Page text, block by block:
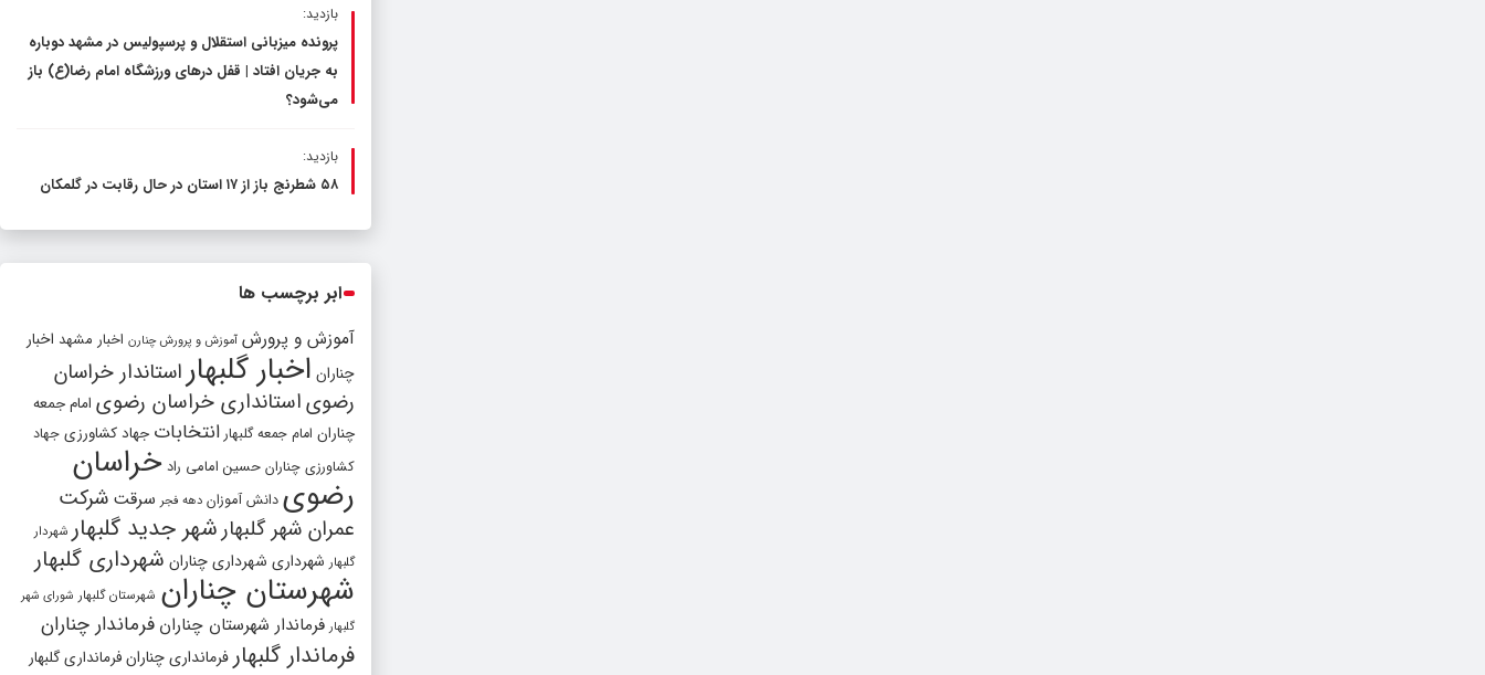
بازدید:
پرونده میزبانی استقلال و پرسپولیس در مشهد دوباره
به جریان افتاد | قفل در‌های ورزشگاه امام رضا(ع) باز
می‌شود؟
بازدید:
۵۸ شطرنج‌ باز از ۱۷ استان در حال رقابت در گلمکان
ابر برچسب ها
آموزش و پرورش آموزش و پرورش چنارن اخبار مشهد اخبار
چناران اخبار گلبهار استاندار خراسان
رضویاستانداری خراسان رضوی امام جمعه
چناران امام جمعه گلبهار انتخابات جهاد کشاورزی جهاد
کشاورزی چناران حسین امامی راد خراسان
رضوی دانش آموزان دهه فجر سرقت شرکت
عمران شهر گلبهارشهر جدید گلبهار شهردار
گلبهار شهرداری شهرداری چناران شهرداری گلبهار
شهرستان چناران شهرستان گلبهار شورای شهر
گلبهار فرماندار شهرستان چناران فرماندار چناران
فرماندار گلبهار فرمانداری چنارانفرمانداری گلبهار